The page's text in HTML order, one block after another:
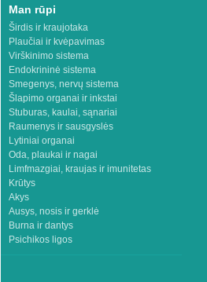
Man rūpi
Širdis ir kraujotaka
Plaučiai ir kvėpavimas
Virškinimo sistema
Endokrininė sistema
Smegenys, nervų sistema
Šlapimo organai ir inkstai
Stuburas, kaulai, sąnariai
Raumenys ir sausgyslės
Lytiniai organai
Oda, plaukai ir nagai
Limfmazgiai, kraujas ir imunitetas
Krūtys
Akys
Ausys, nosis ir gerklė
Burna ir dantys
Psichikos ligos